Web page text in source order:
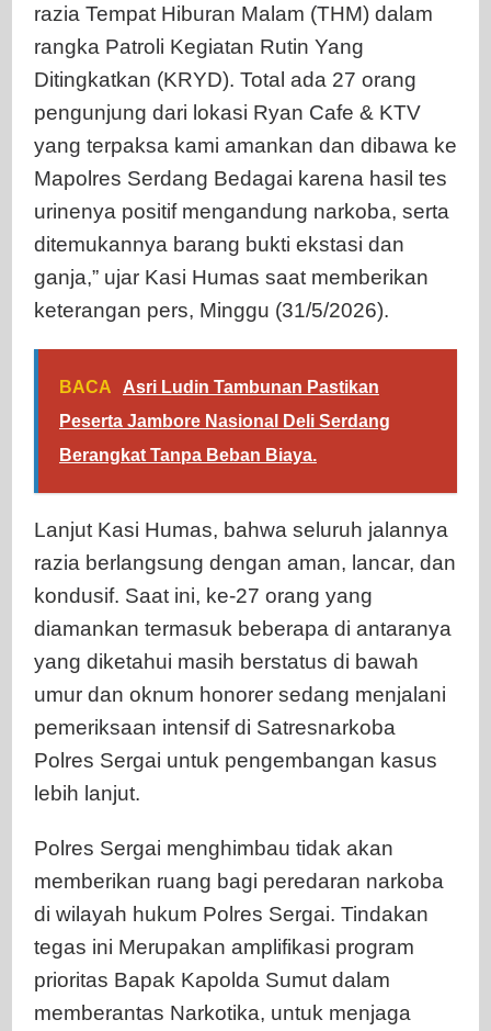
razia Tempat Hiburan Malam (THM) dalam
rangka Patroli Kegiatan Rutin Yang
Ditingkatkan (KRYD). Total ada 27 orang
pengunjung dari lokasi Ryan Cafe & KTV
yang terpaksa kami amankan dan dibawa ke
Mapolres Serdang Bedagai karena hasil tes
urinenya positif mengandung narkoba, serta
ditemukannya barang bukti ekstasi dan
ganja,” ujar Kasi Humas saat memberikan
keterangan pers, Minggu (31/5/2026).
BACA
Asri Ludin Tambunan Pastikan
Peserta Jambore Nasional Deli Serdang
Berangkat Tanpa Beban Biaya.
Lanjut Kasi Humas, bahwa seluruh jalannya
razia berlangsung dengan aman, lancar, dan
kondusif. Saat ini, ke-27 orang yang
diamankan termasuk beberapa di antaranya
yang diketahui masih berstatus di bawah
umur dan oknum honorer sedang menjalani
pemeriksaan intensif di Satresnarkoba
Polres Sergai untuk pengembangan kasus
lebih lanjut.
Polres Sergai menghimbau tidak akan
memberikan ruang bagi peredaran narkoba
di wilayah hukum Polres Sergai. Tindakan
tegas ini Merupakan amplifikasi program
prioritas Bapak Kapolda Sumut dalam
memberantas Narkotika, untuk menjaga